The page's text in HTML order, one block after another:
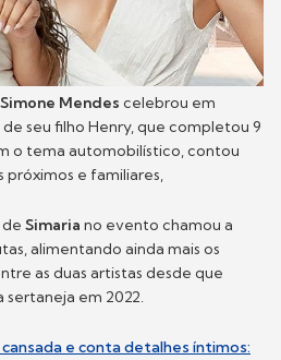
Simone Mendes celebrou em
seu filho Henry, que completou 9
o tema automobilístico, contou
próximos e familiares,
Simaria no evento chamou a
alimentando ainda mais os
as duas artistas desde que
em 2022.
e conta detalhes íntimos: